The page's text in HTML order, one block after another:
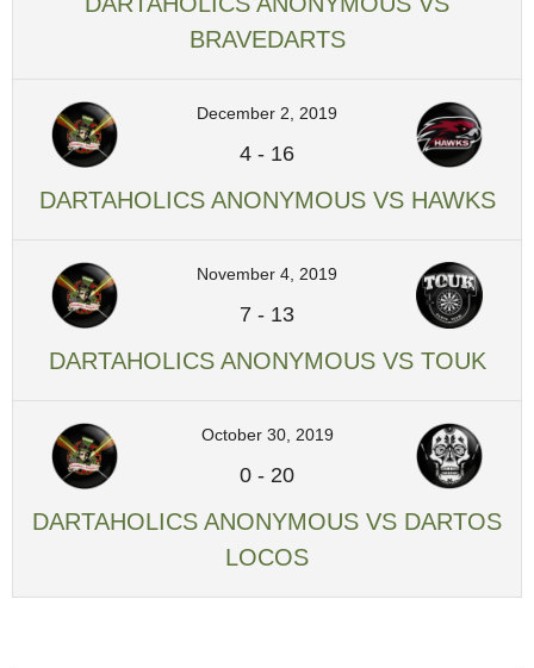
BRAVEDARTS
December 2, 2019
4 - 16
DARTAHOLICS ANONYMOUS VS HAWKS
November 4, 2019
7 - 13
DARTAHOLICS ANONYMOUS VS TOUK
October 30, 2019
0 - 20
DARTAHOLICS ANONYMOUS VS DARTOS
LOCOS